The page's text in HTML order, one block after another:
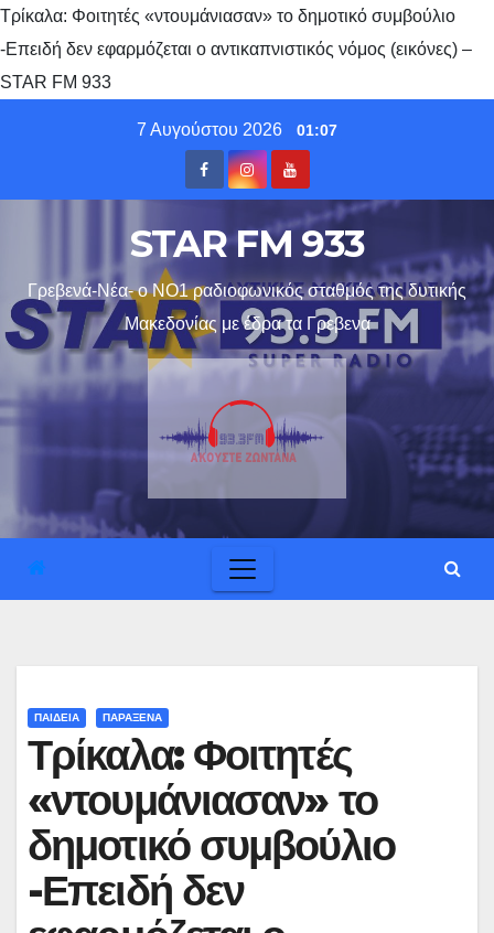
Τρίκαλα: Φοιτητές «ντουμάνιασαν» το δημοτικό συμβούλιο
-Επειδή δεν εφαρμόζεται ο αντικαπνιστικός νόμος (εικόνες) –
STAR FM 933
7 Αυγούστου 2026 01:07
STAR FM 933
Γρεβενά-Νέα- ο ΝΟ1 ραδιοφωνικός σταθμός της δυτικής
Μακεδονίας με έδρα τα Γρεβενα
ΠΑΙΔΕΙΑ ΠΑΡΑΞΕΝΑ
Τρίκαλα: Φοιτητές
«ντουμάνιασαν» το
δημοτικό συμβούλιο
-Επειδή δεν